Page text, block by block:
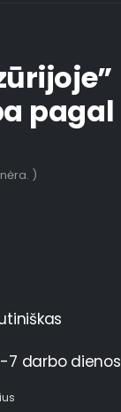
pagal
)
7 darbo dienos